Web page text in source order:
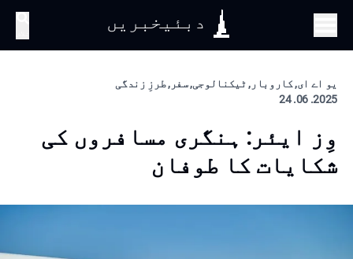
دبئیخبریں
یو اے ای, کاروبار, ٹیکنالوجی, سفر, طرزِ زندگی
2025. 06. 24
وِز ایئر: ہنگری مسافروں کی
شکایات کا طوفان